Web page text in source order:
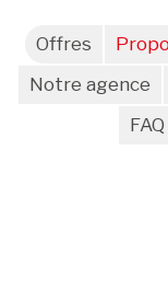
Offres
Notre agence
FAQ